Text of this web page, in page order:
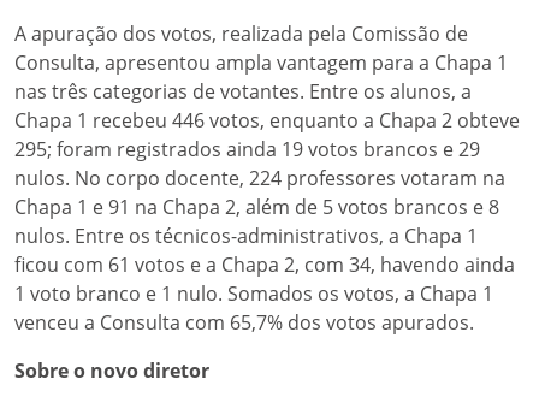
A apuração dos votos, realizada pela Comissão de
Consulta, apresentou ampla vantagem para a Chapa 1
nas três categorias de votantes. Entre os alunos, a
Chapa 1 recebeu 446 votos, enquanto a Chapa 2 obteve
295; foram registrados ainda 19 votos brancos e 29
nulos. No corpo docente, 224 professores votaram na
Chapa 1 e 91 na Chapa 2, além de 5 votos brancos e 8
nulos. Entre os técnicos-administrativos, a Chapa 1
ficou com 61 votos e a Chapa 2, com 34, havendo ainda
1 voto branco e 1 nulo. Somados os votos, a Chapa 1
venceu a Consulta com 65,7% dos votos apurados.
Sobre o novo diretor